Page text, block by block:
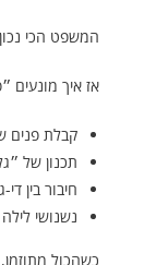
המשפט הכי
אז איך מונעים
קבלת פנים
תכנון של
חיבור בין
נשנושי
כשהכול